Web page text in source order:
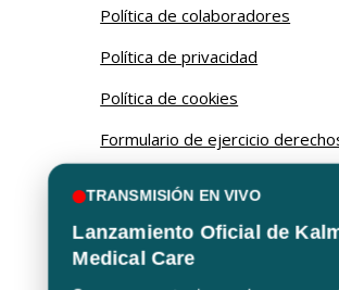
TRANSMISIÓN EN VIVO
Lanzamiento Oficial de
Medical Care
Política de colaboradores
Política de privacidad
Política de cookies
Formulario de ejercicio
Procedimiento de ejercicio de
 Email